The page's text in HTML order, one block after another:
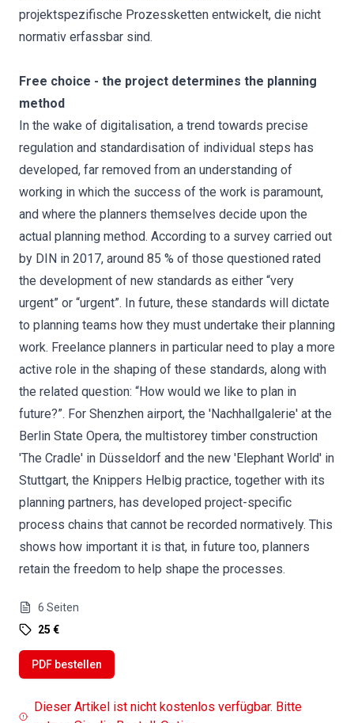
projektspezifische Prozessketten entwickelt, die nicht
normativ erfassbar sind.
Free choice - the project determines the planning
method
In the wake of digitalisation, a trend towards precise
regulation and standardisation of individual steps has
developed, far removed from an understanding of
working in which the success of the work is paramount,
and where the planners themselves decide upon the
actual planning method. According to a survey carried out
by DIN in 2017, around 85 % of those questioned rated
the development of new standards as either “very
urgent” or “urgent”. In future, these standards will dictate
to planning teams how they must undertake their planning
work. Freelance planners in particular need to play a more
active role in the shaping of these standards, along with
the related question: “How would we like to plan in
future?”. For Shenzhen airport, the 'Nachhallgalerie' at the
Berlin State Opera, the multistorey timber construction
'The Cradle' in Düsseldorf and the new 'Elephant World' in
Stuttgart, the Knippers Helbig practice, together with its
planning partners, has developed project-specific
process chains that cannot be recorded normatively. This
shows how important it is that, in future too, planners
retain the freedom to help shape the processes.
6 Seiten
25 €
PDF bestellen
Dieser Artikel ist nicht kostenlos verfügbar. Bitte